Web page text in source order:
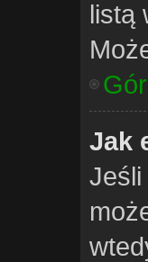
listą
Jak
Jeśli